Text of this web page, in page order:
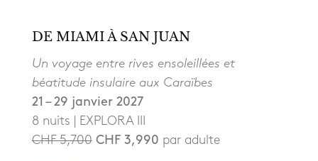
DE MIAMI À SAN JUAN
Un voyage entre rives ensoleillées et
béatitude insulaire aux Caraïbes
21 – 29 janvier 2027
8 nuits | EXPLORA III
CHF 5,700 CHF 3,990 par adulte